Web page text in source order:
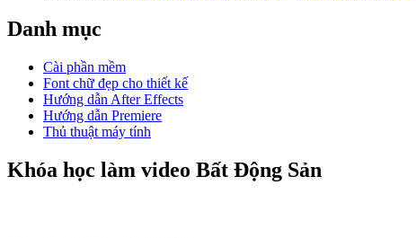
Danh mục
Cài phần mềm
Font chữ đẹp cho thiết kế
Hướng dẫn After Effects
Hướng dẫn Premiere
Thủ thuật máy tính
Khóa học làm video Bất Động Sản